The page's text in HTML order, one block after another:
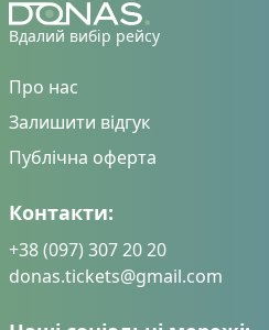
Вдалий вибір рейсу
Про нас
Залишити відгук
Публічна оферта
Контакти:
+38 (097) 307 20 20
donas.tickets@gmail.com